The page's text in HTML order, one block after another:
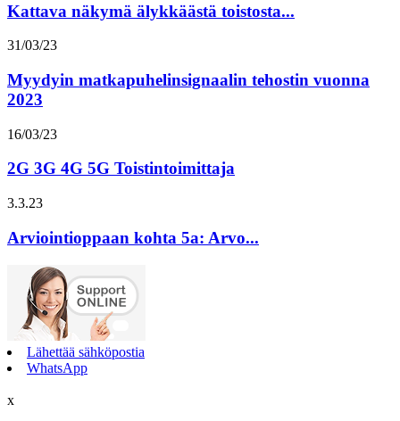
Kattava näkymä älykkäästä toistosta...
31/03/23
Myydyin matkapuhelinsignaalin tehostin vuonna
2023
16/03/23
2G 3G 4G 5G Toistintoimittaja
3.3.23
Arviointioppaan kohta 5a: Arvo...
Lähettää sähköpostia
WhatsApp
x